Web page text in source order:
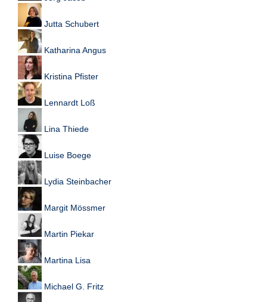
Jutta Schubert
Katharina Angus
Kristina Pfister
Lennardt Loß
Lina Thiede
Luise Boege
Lydia Steinbacher
Margit Mössmer
Martin Piekar
Martina Lisa
Michael G. Fritz